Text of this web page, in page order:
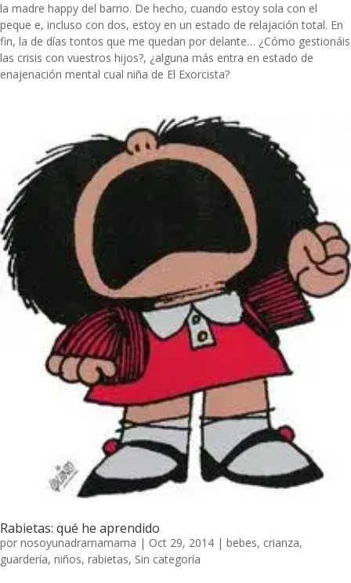
la madre happy del barrio. De hecho, cuando estoy sola con el
peque e, incluso con dos, estoy en un estado de relajación total. En
fin, la de días tontos que me quedan por delante… ¿Cómo gestionáis
las crisis con vuestros hijos?, ¿alguna más entra en estado de
enajenación mental cual niña de El Exorcista?
Rabietas: qué he aprendido
por nosoyunadramamama | Oct 29, 2014 | bebes, crianza,
guardería, niños, rabietas, Sin categoría